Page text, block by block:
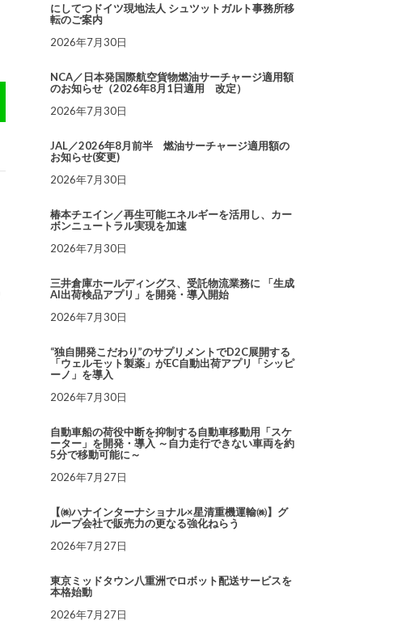
にしてつドイツ現地法人 シュツットガルト事務所移
転のご案内
2026年7月30日
NCA／日本発国際航空貨物燃油サーチャージ適用額
のお知らせ（2026年8月1日適用 改定）
2026年7月30日
JAL／2026年8月前半 燃油サーチャージ適用額の
お知らせ(変更)
2026年7月30日
椿本チエイン／再生可能エネルギーを活用し、カー
ボンニュートラル実現を加速
2026年7月30日
三井倉庫ホールディングス、受託物流業務に 「生成
AI出荷検品アプリ」を開発・導入開始
2026年7月30日
“独自開発こだわり”のサプリメントでD2C展開する
「ウェルモット製薬」がEC自動出荷アプリ「シッピ
ーノ」を導入
2026年7月30日
自動車船の荷役中断を抑制する自動車移動用「スケ
ーター」を開発・導入 ～自力走行できない車両を約
5分で移動可能に～
2026年7月27日
【㈱ハナインターナショナル×星清重機運輸㈱】グ
ループ会社で販売力の更なる強化ねらう
2026年7月27日
東京ミッドタウン八重洲でロボット配送サービスを
本格始動
2026年7月27日